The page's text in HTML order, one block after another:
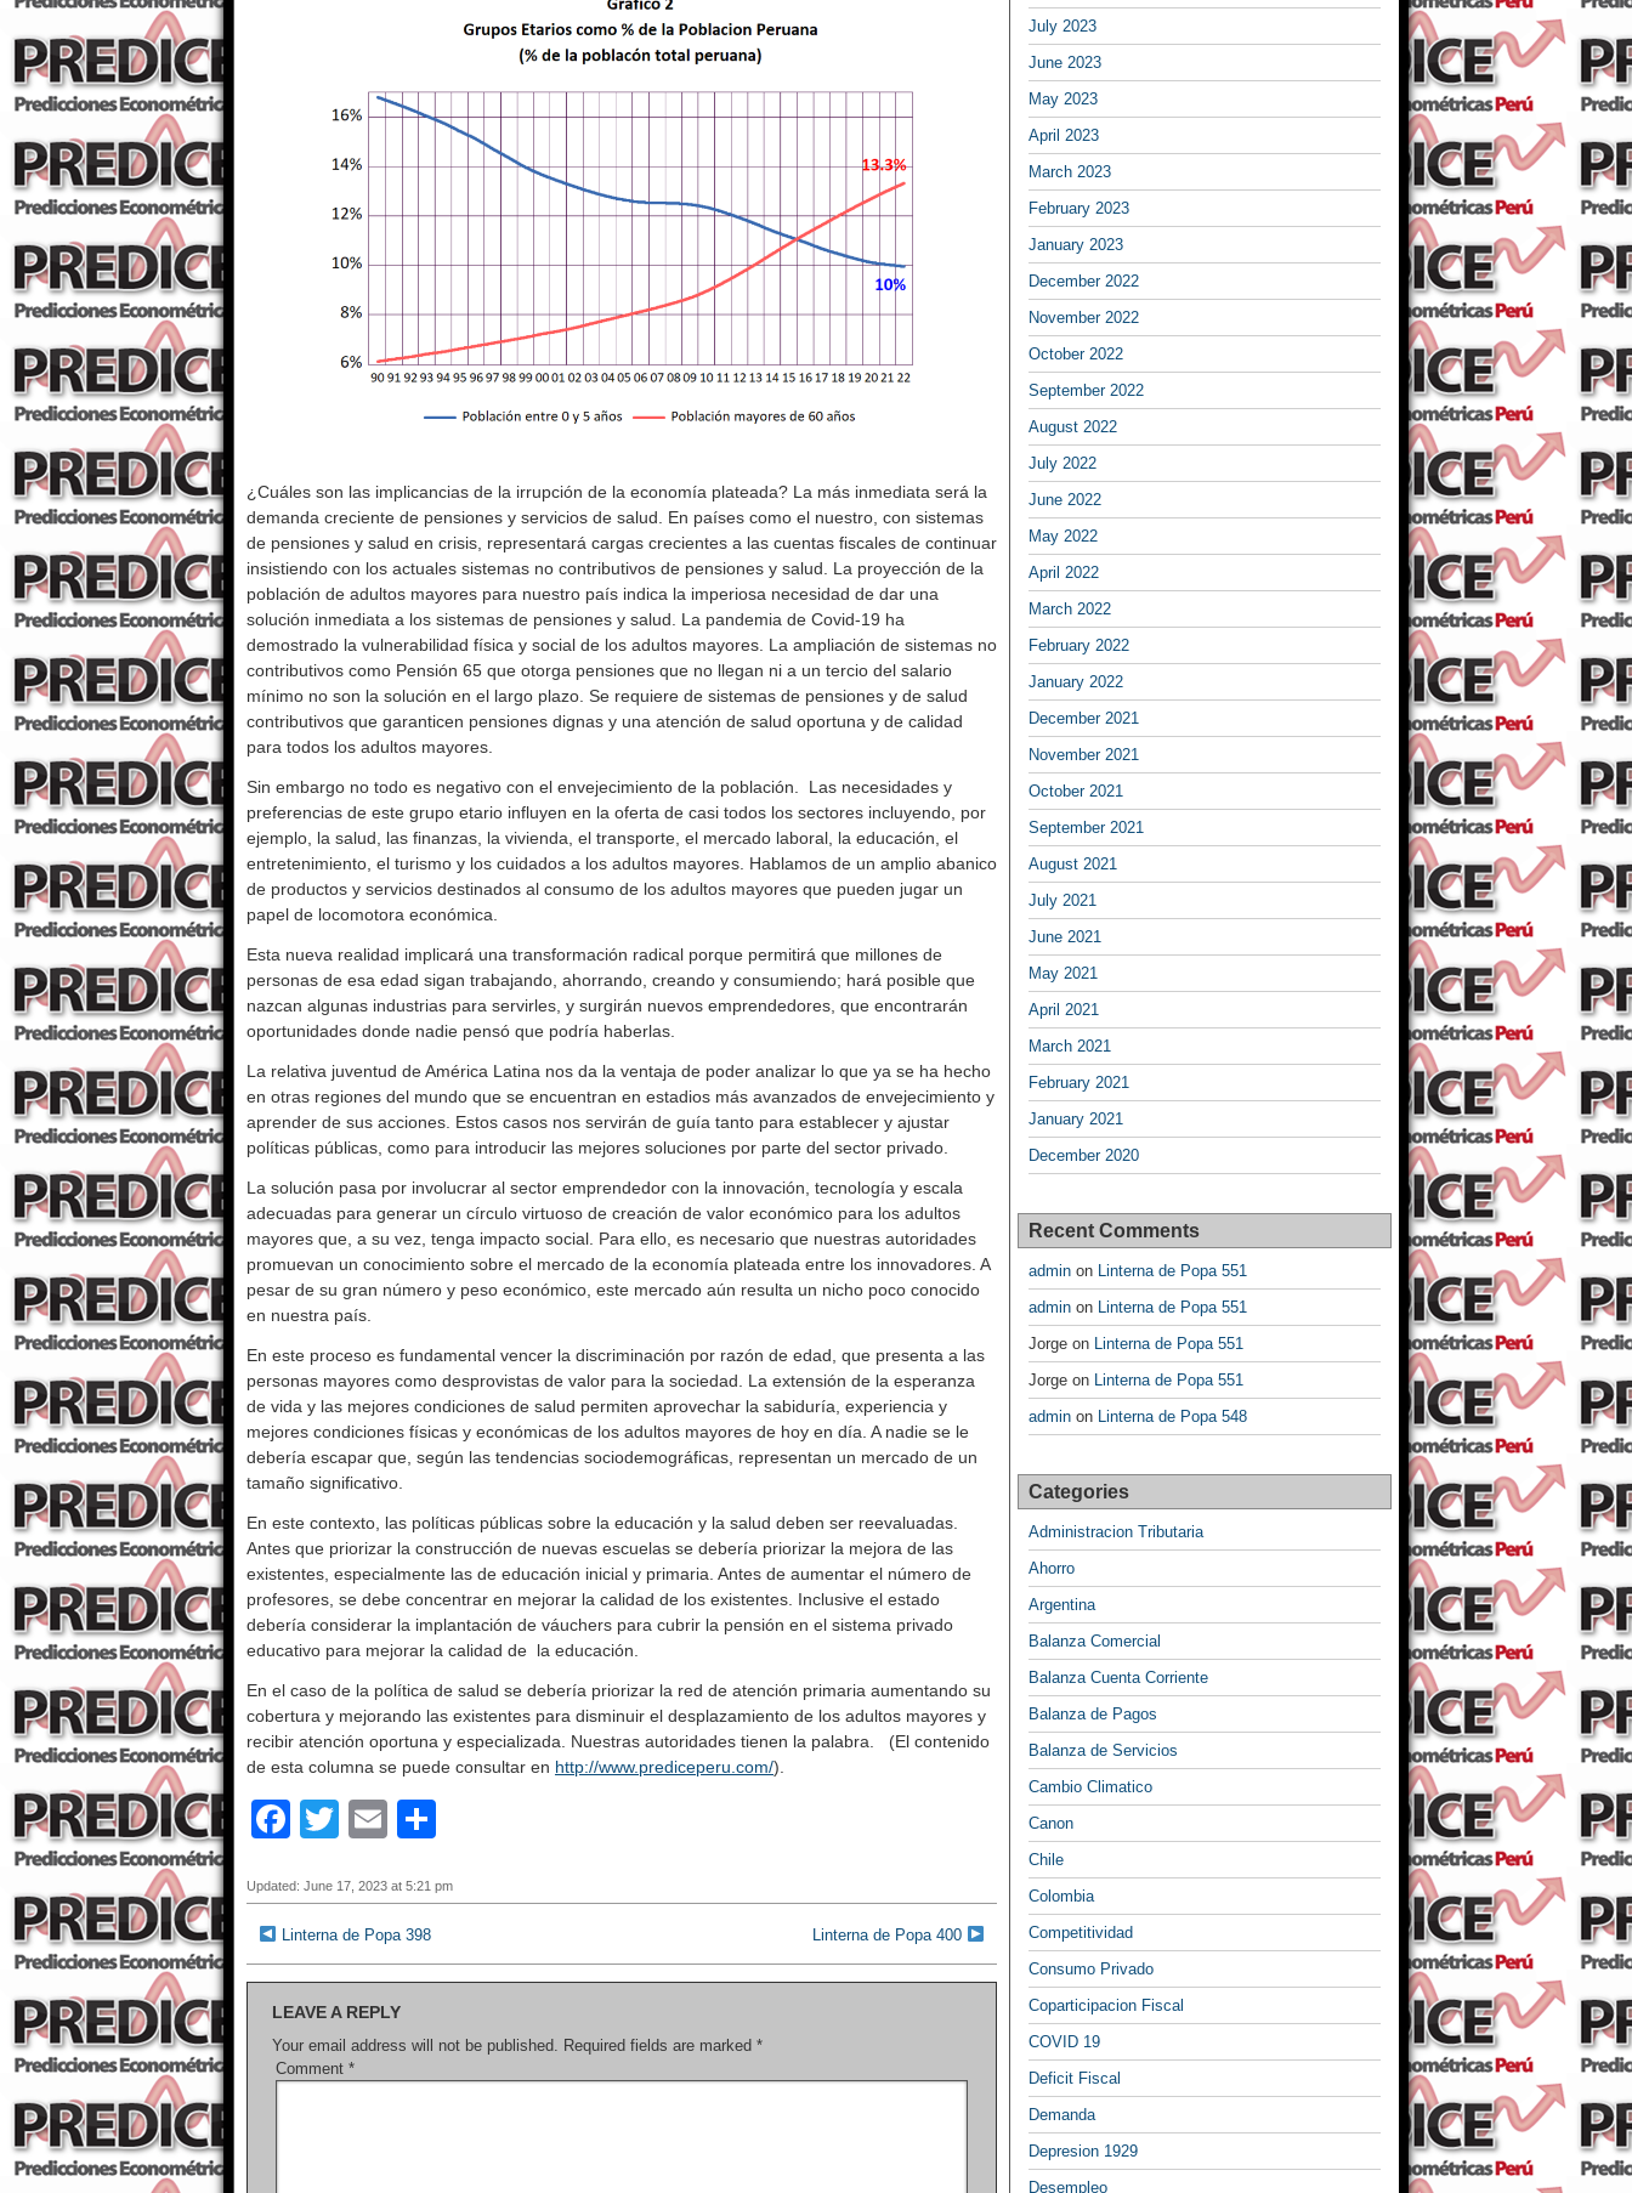
¿Cuáles son las implicancias de la irrupción de la economía plateada? La más inmediata será la
demanda creciente de pensiones y servicios de salud. En países como el nuestro, con sistemas
de pensiones y salud en crisis, representará cargas crecientes a las cuentas fiscales de continuar
insistiendo con los actuales sistemas no contributivos de pensiones y salud. La proyección de la
población de adultos mayores para nuestro país indica la imperiosa necesidad de dar una
solución inmediata a los sistemas de pensiones y salud. La pandemia de Covid-19 ha
demostrado la vulnerabilidad física y social de los adultos mayores. La ampliación de sistemas no
contributivos como Pensión 65 que otorga pensiones que no llegan ni a un tercio del salario
mínimo no son la solución en el largo plazo. Se requiere de sistemas de pensiones y de salud
contributivos que garanticen pensiones dignas y una atención de salud oportuna y de calidad
para todos los adultos mayores.
Sin embargo no todo es negativo con el envejecimiento de la población. Las necesidades y
preferencias de este grupo etario influyen en la oferta de casi todos los sectores incluyendo, por
ejemplo, la salud, las finanzas, la vivienda, el transporte, el mercado laboral, la educación, el
entretenimiento, el turismo y los cuidados a los adultos mayores. Hablamos de un amplio abanico
de productos y servicios destinados al consumo de los adultos mayores que pueden jugar un
papel de locomotora económica.
Esta nueva realidad implicará una transformación radical porque permitirá que millones de
personas de esa edad sigan trabajando, ahorrando, creando y consumiendo; hará posible que
nazcan algunas industrias para servirles, y surgirán nuevos emprendedores, que encontrarán
oportunidades donde nadie pensó que podría haberlas.
La relativa juventud de América Latina nos da la ventaja de poder analizar lo que ya se ha hecho
en otras regiones del mundo que se encuentran en estadios más avanzados de envejecimiento y
aprender de sus acciones. Estos casos nos servirán de guía tanto para establecer y ajustar
políticas públicas, como para introducir las mejores soluciones por parte del sector privado.
La solución pasa por involucrar al sector emprendedor con la innovación, tecnología y escala
adecuadas para generar un círculo virtuoso de creación de valor económico para los adultos
mayores que, a su vez, tenga impacto social. Para ello, es necesario que nuestras autoridades
promuevan un conocimiento sobre el mercado de la economía plateada entre los innovadores. A
pesar de su gran número y peso económico, este mercado aún resulta un nicho poco conocido
en nuestra país.
En este proceso es fundamental vencer la discriminación por razón de edad, que presenta a las
personas mayores como desprovistas de valor para la sociedad. La extensión de la esperanza
de vida y las mejores condiciones de salud permiten aprovechar la sabiduría, experiencia y
mejores condiciones físicas y económicas de los adultos mayores de hoy en día. A nadie se le
debería escapar que, según las tendencias sociodemográficas, representan un mercado de un
tamaño significativo.
En este contexto, las políticas públicas sobre la educación y la salud deben ser reevaluadas.
Antes que priorizar la construcción de nuevas escuelas se debería priorizar la mejora de las
existentes, especialmente las de educación inicial y primaria. Antes de aumentar el número de
profesores, se debe concentrar en mejorar la calidad de los existentes. Inclusive el estado
debería considerar la implantación de váuchers para cubrir la pensión en el sistema privado
educativo para mejorar la calidad de la educación.
En el caso de la política de salud se debería priorizar la red de atención primaria aumentando su
cobertura y mejorando las existentes para disminuir el desplazamiento de los adultos mayores y
recibir atención oportuna y especializada. Nuestras autoridades tienen la palabra. (El contenido
de esta columna se puede consultar en http://www.prediceperu.com/).
F
c
e
b
o
o
k
T
tt
er
E
ail ar
Updated: June 17, 2023 at 5:21 pm
Linterna de Popa 398 Linterna de Popa 400
LEAVE A REPLY
Your email address will not be published. Required fields are marked *
Comment *
July 2023
June 2023
May 2023
April 2023
March 2023
February 2023
January 2023
December 2022
November 2022
October 2022
September 2022
August 2022
July 2022
June 2022
May 2022
April 2022
March 2022
February 2022
January 2022
December 2021
November 2021
October 2021
September 2021
August 2021
July 2021
June 2021
May 2021
April 2021
March 2021
February 2021
January 2021
December 2020
Recent Comments
admin on Linterna de Popa 551
admin on Linterna de Popa 551
Jorge on Linterna de Popa 551
Jorge on Linterna de Popa 551
admin on Linterna de Popa 548
Categories
Administracion Tributaria
Ahorro
Argentina
Balanza Comercial
Balanza Cuenta Corriente
Balanza de Pagos
Balanza de Servicios
Cambio Climatico
Canon
Chile
Colombia
Competitividad
Consumo Privado
Coparticipacion Fiscal
COVID 19
Deficit Fiscal
Demanda
Depresion 1929
Desempleo